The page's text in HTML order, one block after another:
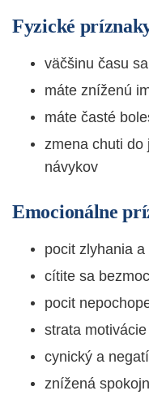
Fyzické
väčšinu času
máte zníženú
máte časté
zmena chuti do
návykov
Emocionálne
pocit zlyhania
cítite sa
pocit
strata motivácie
cynický a
znížená